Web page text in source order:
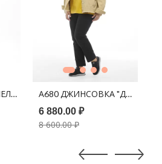
ЛАТТЕ(ПОЛУШУБОК + ПАНАМА)
В КОРЗИНУ
А680 ДЖИНСОВКА "ДЖЕЙН"
6 880.00 ₽
8 600.00 ₽